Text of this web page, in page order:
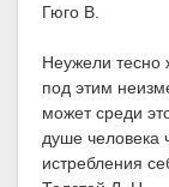
Гюго В.
Неужели тесно
под этим
может среди
душе человека
истребления